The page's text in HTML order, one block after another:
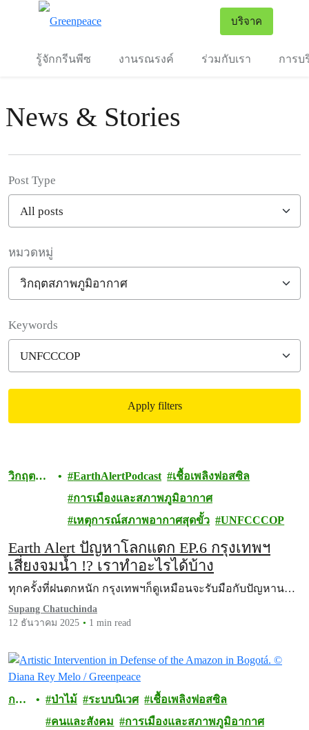
บริจาค
รู้จักกรีนพีซ งานรณรงค์ ร่วมกับเรา การบ
News & Stories
Post Type
หมวดหมู่
Keywords
Apply filters
วิกฤต
EarthAlertPodcast
เชื้อเพลิงฟอสซิล
การเมืองและสภาพภูมิอากาศ
เหตุการณ์สภาพอากาศสุดขั้ว
UNFCCCOP
Earth Alert ปัญหาโลกแตก EP.6 กรุงเทพฯ
เสี่ยงจมน้ำ !? เราทำอะไรได้บ้าง
ทุกครั้งที่ฝนตกหนัก กรุงเทพฯก็ดูเหมือนจะรับมือกับปัญหาน…
Supang Chatuchinda
12 ธันวาคม 2025
1 min read
กรี
ป่าไม้ ระบบนิเวศ
เชื้อเพลิงฟอสซิล
คนและสังคม
การเมืองและสภาพภูมิอากาศ